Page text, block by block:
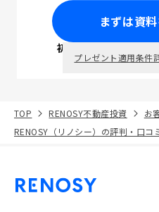
まずは資
初回面談で
プレゼント適用条件
TOP RENOSY不動産投資
お
RENOSY（リノシー）の評判・口コ